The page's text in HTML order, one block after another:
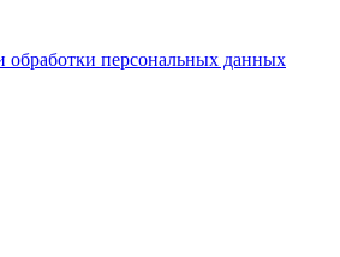
персональных данных